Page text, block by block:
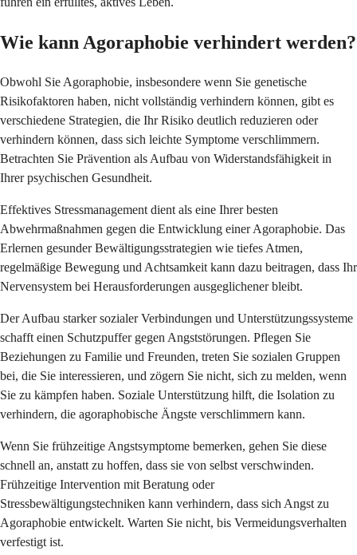
Wie kann Agoraphobie verhindert werden?
Obwohl Sie Agoraphobie, insbesondere wenn Sie genetische
Risikofaktoren haben, nicht vollständig verhindern können, gibt es
verschiedene Strategien, die Ihr Risiko deutlich reduzieren oder
verhindern können, dass sich leichte Symptome verschlimmern.
Betrachten Sie Prävention als Aufbau von Widerstandsfähigkeit in
Ihrer psychischen Gesundheit.
Effektives Stressmanagement dient als eine Ihrer besten
Abwehrmaßnahmen gegen die Entwicklung einer Agoraphobie. Das
Erlernen gesunder Bewältigungsstrategien wie tiefes Atmen,
regelmäßige Bewegung und Achtsamkeit kann dazu beitragen, dass Ihr
Nervensystem bei Herausforderungen ausgeglichener bleibt.
Der Aufbau starker sozialer Verbindungen und Unterstützungssysteme
schafft einen Schutzpuffer gegen Angststörungen. Pflegen Sie
Beziehungen zu Familie und Freunden, treten Sie sozialen Gruppen
bei, die Sie interessieren, und zögern Sie nicht, sich zu melden, wenn
Sie zu kämpfen haben. Soziale Unterstützung hilft, die Isolation zu
verhindern, die agoraphobische Ängste verschlimmern kann.
Wenn Sie frühzeitige Angstsymptome bemerken, gehen Sie diese
schnell an, anstatt zu hoffen, dass sie von selbst verschwinden.
Frühzeitige Intervention mit Beratung oder
Stressbewältigungstechniken kann verhindern, dass sich Angst zu
Agoraphobie entwickelt. Warten Sie nicht, bis Vermeidungsverhalten
verfestigt ist.